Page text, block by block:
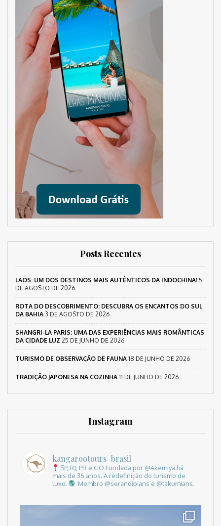
Posts Recentes
LAOS: UM DOS DESTINOS MAIS AUTÊNTICOS DA INDOCHINA! 5
DE AGOSTO DE 2026
ROTA DO DESCOBRIMENTO: DESCUBRA OS ENCANTOS DO SUL
DA BAHIA 3 DE AGOSTO DE 2026
SHANGRI-LA PARIS: UMA DAS EXPERIÊNCIAS MAIS ROMÂNTICAS
DA CIDADE LUZ 25 DE JUNHO DE 2026
TURISMO DE OBSERVAÇÃO DE FAUNA 18 DE JUNHO DE 2026
TRADIÇÃO JAPONESA NA COZINHA 11 DE JUNHO DE 2026
Instagram
kangarootours_brasil
SP, RJ, PR e GO Fundada por @Akemiya há
mais de 35 anos. A redefinição do turismo de
luxo.
Membro @serandipians e @takumians.